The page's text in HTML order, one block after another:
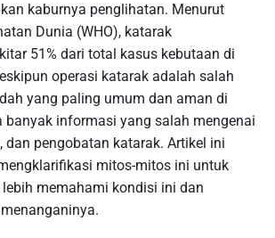
kaburnya penglihatan. Menurut
Dunia (WHO), katarak
51% dari total kasus kebutaan di
operasi katarak adalah salah
yang paling umum dan aman di
banyak informasi yang salah mengenai
dan pengobatan katarak. Artikel ini
mitos-mitos ini untuk
memahami kondisi ini dan